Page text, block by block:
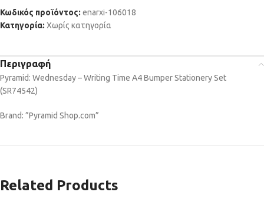
Κωδικός προϊόντος: enarxi-106018
Κατηγορία: Χωρίς κατηγορία
Περιγραφή
Pyramid: Wednesday – Writing Time A4 Bumper Stationery Set
(SR74542)
Brand: ”Pyramid Shop.com”
Related Products